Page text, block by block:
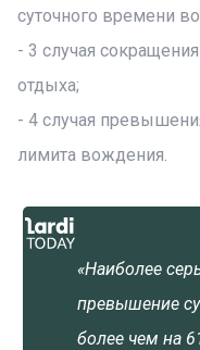
суточного времени
- 3 случая
отдыха;
- 4 случая
лимита вождения.
«Наиболее
превышение
более чем на